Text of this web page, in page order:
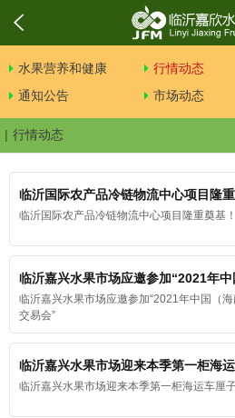
水果营养和健康 行情动态
通知公告
市场动态
行情动态
临沂国际农产品冷链物流中心项目隆重
临沂国际农产品冷链物流中心项目隆重奠基！
临沂嘉兴水果市场应邀参加“2021年中国（
交易会”
临沂嘉兴水果市场迎来本季第一柜海运车厘